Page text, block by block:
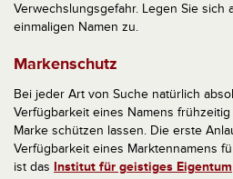
Verwechslungsgefahr. Legen Sie sich
einmaligen Namen zu.
Markenschutz
Bei jeder Art von Suche natürlich
Verfügbarkeit eines Namens
Marke schützen lassen. Die erste
Verfügbarkeit eines Marktennamens
ist das Institut für geistiges Eigentum